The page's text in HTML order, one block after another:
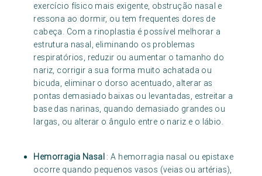
exercício físico mais exigente, obstrução nasal e
ressona ao dormir, ou tem frequentes dores de
cabeça. Com a rinoplastia é possível melhorar a
estrutura nasal, eliminando os problemas
respiratórios, reduzir ou aumentar o tamanho do
nariz, corrigir a sua forma muito achatada ou
bicuda, eliminar o dorso acentuado, alterar as
pontas demasiado baixas ou levantadas, estreitar a
base das narinas, quando demasiado grandes ou
largas, ou alterar o ângulo entre o nariz e o lábio.
Hemorragia Nasal : A hemorragia nasal ou epistaxe
ocorre quando pequenos vasos (veias ou artérias),